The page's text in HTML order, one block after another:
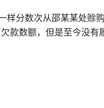
样分数次从邵某某处赊
款数额，但是至今没